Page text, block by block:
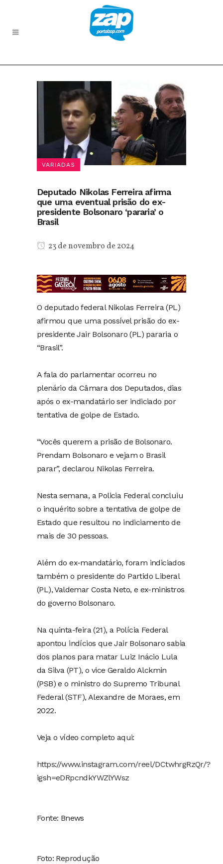
VARIADAS
Deputado Nikolas Ferreira afirma
que uma eventual prisão do ex-
presidente Bolsonaro ‘pararia’ o
Brasil
23 de novembro de 2024
O deputado federal Nikolas Ferreira (PL)
afirmou que uma possível prisão do ex-
presidente Jair Bolsonaro (PL) pararia o
“Brasil”.
A fala do parlamentar ocorreu no
plenário da Câmara dos Deputados, dias
após o ex-mandatário ser indiciado por
tentativa de golpe de Estado.
“Vocês querem a prisão de Bolsonaro.
Prendam Bolsonaro e vejam o Brasil
parar”, declarou Nikolas Ferreira.
Nesta semana, a Policia Federal concluiu
o inquérito sobre a tentativa de golpe de
Estado que resultou no indiciamento de
mais de 30 pessoas.
Além do ex-mandatário, foram indiciados
também o presidente do Partido Liberal
(PL), Valdemar Costa Neto, e ex-ministros
do governo Bolsonaro.
Na quinta-feira (21), a Polícia Federal
apontou indícios que Jair Bolsonaro sabia
dos planos para matar Luiz Inácio Lula
da Silva (PT), o vice Geraldo Alckmin
(PSB) e o ministro do Supremo Tribunal
Federal (STF), Alexandre de Moraes, em
2022.
Veja o vídeo completo aqui:
https://www.instagram.com/reel/DCtwhrgRzQr/?
igsh=eDRpcndkYWZlYWsz
Fonte: Bnews
Foto: Reprodução